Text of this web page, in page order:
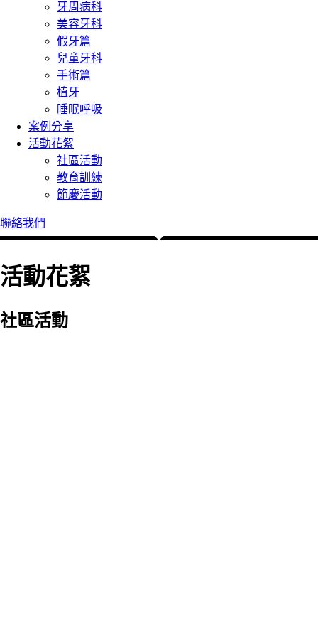
牙周病科
美容牙科
假牙篇
兒童牙科
手術篇
植牙
睡眠呼吸
案例分享
活動花絮
社區活動
教育訓練
節慶活動
聯絡我們
活動花絮
社區活動